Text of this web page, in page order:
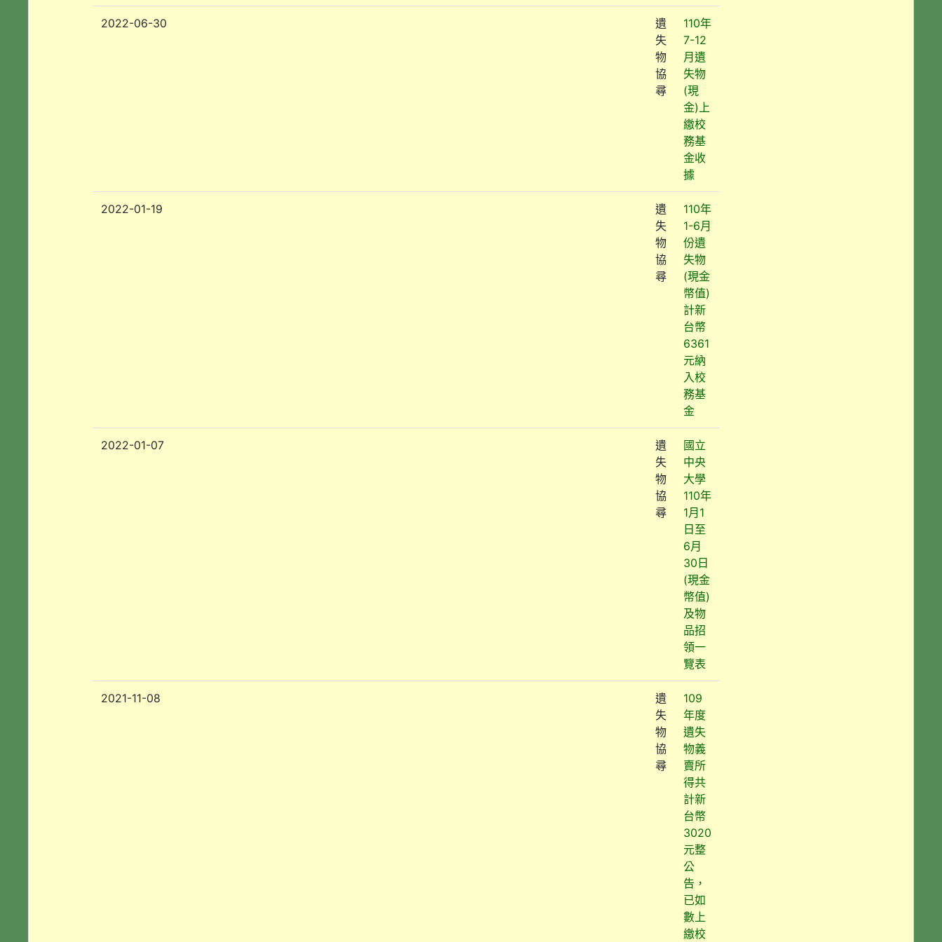
2022-06-30
遺
失
物
協
尋
110年
7-12
月遺
失物
(現
金)上
繳校
務基
金收
據
2022-01-19
遺
失
物
協
尋
110年
1-6月
份遺
失物
(現金
幣值)
計新
台幣
6361
元納
入校
務基
金
2022-01-07
遺
失
物
協
尋
國立
中央
大學
110年
1月1
日至
6月
30日
(現金
幣值)
及物
品招
領一
覽表
2021-11-08
遺
失
物
協
尋
109
年度
遺失
物義
賣所
得共
計新
台幣
3020
元整
公
告，
已如
數上
繳校